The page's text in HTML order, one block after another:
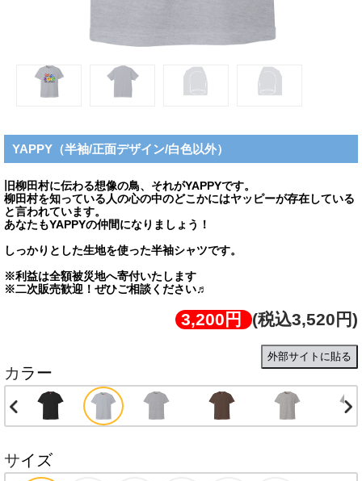
YAPPY（半袖/正面デザイン/白色以外）
旧柳田村に伝わる想像の鳥、それがYAPPYです。
柳田村を知っている人の心の中のどこかにはヤッピーが存在している
と言われています。
あなたもYAPPYの仲間になりましょう！
しっかりとした生地を使った半袖シャツです。
※利益は全額被災地へ寄付いたします
※二次販売歓迎！ぜひご相談ください♬
3,200円 (税込3,520円)
外部サイトに貼る
カラー
サイズ